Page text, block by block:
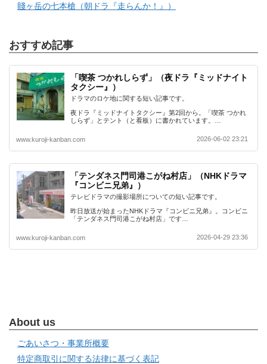
賤ヶ岳の七本槍（朝ドラ『走らんか！』）
おすすめ記事
「喫茶 つかれしらず」（夜ドラ『ミッドナイト
タクシー』）
ドラマのロケ地に関する短い記事です。
夜ドラ『ミッドナイトタクシー』第2回から。「喫茶 つかれ
しらず」とテント（と看板）に書かれています。…
www.kuroji-kanban.com 2026-06-02 23:21
「テンダネス門司港こがね村店」（NHKドラマ
『コンビニ兄弟』）
テレビドラマの撮影場所についての短い記事です。
昨日放送が始まったNHKドラマ『コンビニ兄弟』。コンビニ
「テンダネス門司港こがね村店」です…
www.kuroji-kanban.com 2026-04-29 23:36
About us
ごあいさつ・事業所概要
特定商取引に関する法律に基づく表記